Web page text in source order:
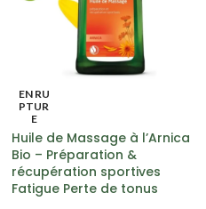
EN RU
PTUR
E
Huile de Massage à l’Arnica
Bio – Préparation &
récupération sportives
Fatigue Perte de tonus